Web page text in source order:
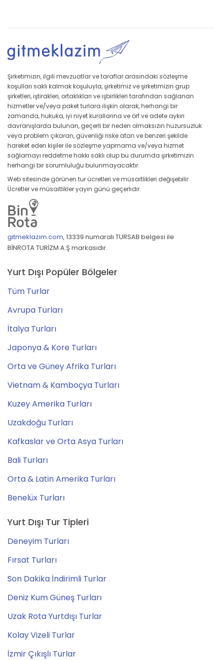
Şirketimizin, ilgili mevzuatlar ve taraflar arasındaki sözleşme
koşulları saklı kalmak koşuluyla, şirketimiz ve şirketimizin grup
şirketleri, iştirakleri, ortaklıkları ve işbirlikleri tarafından sağlanan
hizmetler ve/veya paket turlara ilişkin olarak, herhangi bir
zamanda, hukuka, iyi niyet kurallarına ve örf ve adete aykırı
davranışlarda bulunan, geçerli bir neden olmaksızın huzursuzluk
veya problem çıkaran, güvenliği riske atan ve benzeri şekilde
hareket eden kişiler ile sözleşme yapmama ve/veya hizmet
sağlamayı reddetme hakkı saklı olup bu durumda şirketimizin
herhangi bir sorumluluğu bulunmayacaktır.
Web sitesinde görünen tur ücretleri ve müsaitlikleri değişebilir.
Ücretler ve müsaitlikler yayın günü geçerlidir.
gitmeklazim.com, 13339 numaralı TURSAB belgesi ile
BİNROTA TURİZM A.Ş markasıdır.
Yurt Dışı Popüler Bölgeler
Tüm Turlar
Avrupa Turları
İtalya Turları
Japonya & Kore Turları
Orta ve Güney Afrika Turları
Vietnam & Kamboçya Turları
Kuzey Amerika Turları
Uzakdoğu Turları
Kafkaslar ve Orta Asya Turları
Bali Turları
Orta & Latin Amerika Turları
Benelüx Turları
Yurt Dışı Tur Tipleri
Deneyim Turları
Fırsat Turları
Son Dakika İndirimli Turlar
Deniz Kum Güneş Turları
Uzak Rota Yurtdışı Turlar
Kolay Vizeli Turlar
İzmir Çıkışlı Turlar